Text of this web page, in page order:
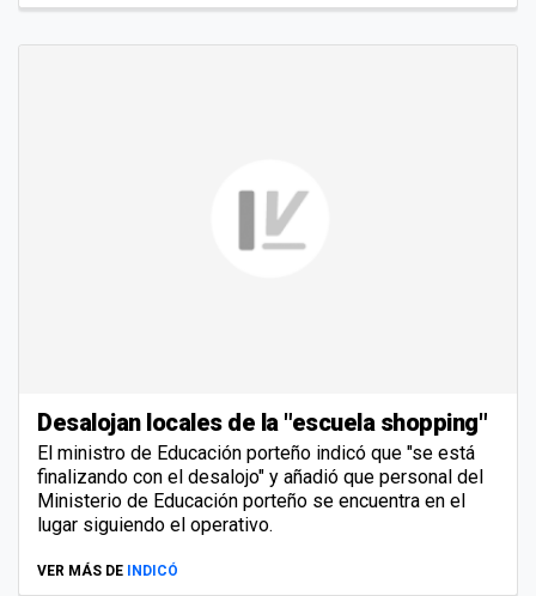
Desalojan locales de la "escuela shopping"
El ministro de Educación porteño indicó que "se está
finalizando con el desalojo" y añadió que personal del
Ministerio de Educación porteño se encuentra en el
lugar siguiendo el operativo.
VER MÁS DE INDICÓ